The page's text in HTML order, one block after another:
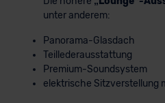
unter anderem:
Panorama-Glasdach
Teillederausstattung
Premium-Soundsystem
elektrische Sitzverstellung